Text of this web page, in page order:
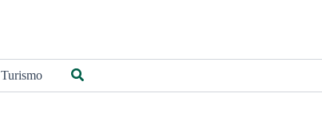
Turismo Buscar